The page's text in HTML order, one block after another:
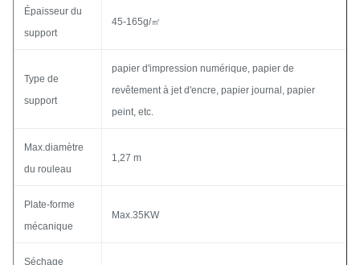
Épaisseur du
support
45-165g/㎡
Type de
support
papier d'impression numérique, papier de
revêtement à jet d'encre, papier journal, papier
peint, etc.
Max.diamètre
du rouleau
1,27 m
Plate-forme
mécanique
Max.35KW
Séchage